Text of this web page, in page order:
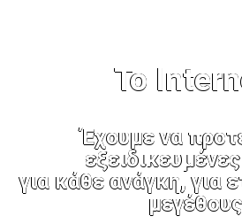
Το
Έχουμε να
για κάθε ανάγκη, για